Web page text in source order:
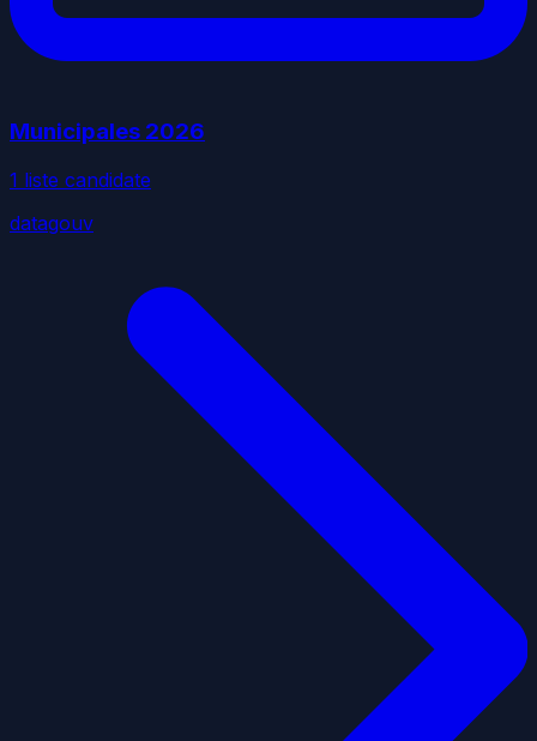
Municipales 2026
1 liste candidate
datagouv